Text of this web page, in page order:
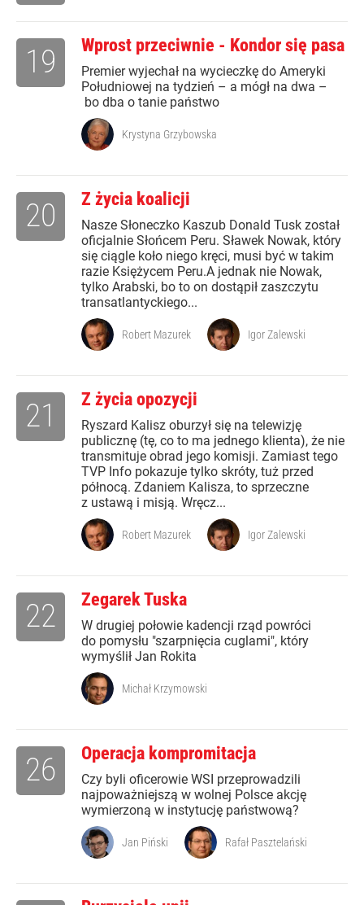
Wprost przeciwnie - Kondor się pasa
Premier wyjechał na wycieczkę do Ameryki
Południowej na tydzień – a mógł na dwa –
bo dba o tanie państwo
19
Krystyna Grzybowska
Z życia koalicji
Nasze Słoneczko Kaszub Donald Tusk został
oficjalnie Słońcem Peru. Sławek Nowak, który
się ciągle koło niego kręci, musi być w takim
razie Księżycem Peru.A jednak nie Nowak,
tylko Arabski, bo to on dostąpił zaszczytu
transatlantyckiego...
20
Robert Mazurek Igor Zalewski
Z życia opozycji
Ryszard Kalisz oburzył się na telewizję
publicznę (tę, co to ma jednego klienta), że nie
transmituje obrad jego komisji. Zamiast tego
TVP Info pokazuje tylko skróty, tuż przed
północą. Zdaniem Kalisza, to sprzeczne
z ustawą i misją. Wręcz...
21
Robert Mazurek Igor Zalewski
Zegarek Tuska
W drugiej połowie kadencji rząd powróci
do pomysłu "szarpnięcia cuglami", który
wymyślił Jan Rokita
22
Michał Krzymowski
Operacja kompromitacja
Czy byli oficerowie WSI przeprowadzili
najpoważniejszą w wolnej Polsce akcję
wymierzoną w instytucję państwową?
26
Jan Piński Rafał Pasztelański